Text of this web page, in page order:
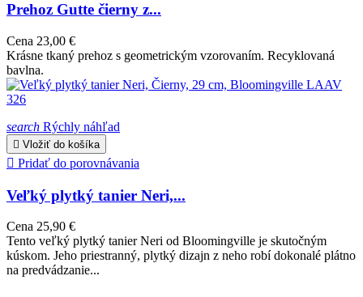
Prehoz Gutte čierny z...
Cena 23,00 €
Krásne tkaný prehoz s geometrickým vzorovaním. Recyklovaná
bavlna.
search Rýchly náhľad
 Vložiť do košíka
 Pridať do porovnávania
Veľký plytký tanier Neri,...
Cena 25,90 €
Tento veľký plytký tanier Neri od Bloomingville je skutočným
kúskom. Jeho priestranný, plytký dizajn z neho robí dokonalé plátno
na predvádzanie...